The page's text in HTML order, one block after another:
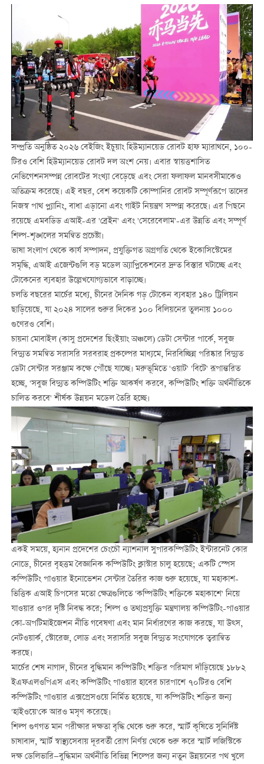
সম্প্রতি অনুষ্ঠিত ২০২৬ বেইজিং ইচুয়াং হিউম্যানয়েড রোবট হাফ ম্যারাথনে, ১০০-
টিরও বেশি হিউম্যানয়েড রোবট দল অংশ নেয়। এবার স্বায়ত্তশাসিত
নেভিগেশনসম্পন্ন রোবটের সংখ্যা বেড়েছে এবং সেরা ফলাফল মানবসীমাকেও
অতিক্রম করেছে। এই বছর, বেশ কয়েকটি কোম্পানির রোবট সম্পূর্ণরূপে তাদের
নিজস্ব পাথ প্ল্যানিং, বাধা এড়ানো এবং গাইট নিয়ন্ত্রণ সম্পন্ন করেছে। এর পিছনে
রয়েছে এমবডিড এআই-এর 'ব্রেইন' এবং 'সেরেবেলাম'-এর উন্নতি এবং সম্পূর্ণ
শিল্প-শৃঙ্খলের সমন্বিত প্রচেষ্টা।
ভাষা সংলাপ থেকে কার্য সম্পাদন, প্রযুক্তিগত অগ্রগতি থেকে ইকোসিস্টেমের
সমৃদ্ধি, এআই এজেন্টগুলি বড় মডেল অ্যাপ্লিকেশনের দ্রুত বিস্তার ঘটাচ্ছে এবং
টোকেনের ব্যবহার উল্লেখযোগ্যভাবে বাড়াচ্ছে।
চলতি বছরের মার্চের মধ্যে, চীনের দৈনিক গড় টোকেন ব্যবহার ১৪০ ট্রিলিয়ন
ছাড়িয়েছে, যা ২০২৪ সালের শুরুর দিকের ১০০ বিলিয়নের তুলনায় ১০০০
গুণেরও বেশি।
চায়না মোবাইল (কাসু প্রদেশের ছিংইয়াং অঞ্চলে) ডেটা সেন্টার পার্কে, সবুজ
বিদ্যুত সমন্বিত সরাসরি সরবরাহ প্রকল্পের মাধ্যমে, নিরবিচ্ছিন্ন পরিষ্কার বিদ্যুত
ডেটা সেন্টার সরঞ্জাম কক্ষে পৌঁছে যাচ্ছে। মরুভূমিতে 'ওয়াট' 'বিটে' রূপান্তরিত
হচ্ছে, 'সবুজ বিদ্যুত কম্পিউটিং শক্তি আকর্ষণ করবে, কম্পিউটিং শক্তি অর্থনীতিকে
চালিত করবে' শীর্ষক উন্নয়ন মডেল তৈরি হচ্ছে।
একই সময়ে, হ্যনান প্রদেশের চেংচৌ ন্যাশনাল সুপারকম্পিউটিং ইন্টারনেট কোর
নোডে, চীনের বৃহত্তম বৈজ্ঞানিক কম্পিউটিং ক্লাস্টার চালু হয়েছে; একটি স্পেস
কম্পিউটিং পাওয়ার ইনোভেশন সেন্টার তৈরির কাজ শুরু হয়েছে, যা মহাকাশ-
ভিত্তিক এআই চিপসের মতো ক্ষেত্রগুলিতে 'কম্পিউটিং শক্তিকে মহাকাশে' নিয়ে
যাওয়ার ওপর দৃষ্টি নিবদ্ধ করে; শিল্প ও তথ্যপ্রযুক্তি মন্ত্রণালয় কম্পিউটিং-পাওয়ার
কো-অপটিমাইজেশন নীতি গবেষণা এবং মান নির্ধারণের কাজ করছে, যা উত্স,
নেটওয়ার্ক, স্টোরেজ, লোড এবং সরাসরি সবুজ বিদ্যুত সংযোগকে ত্বরান্বিত
করছে।
মার্চের শেষ নাগাদ, চীনের বুদ্ধিমান কম্পিউটিং শক্তির পরিমাণ দাঁড়িয়েছে ১৮৮২
ইএফএলওপিএস এবং কম্পিউটিং পাওয়ার হাবের চারপাশে ৭০টিরও বেশি
কম্পিউটিং পাওয়ার এক্সপ্রেসওয়ে নির্মিত হয়েছে, যা কম্পিউটিং শক্তির জন্য
'হাইওয়ে'কে আরও মসৃণ করেছে।
শিল্প গুণগত মান পরীক্ষার দক্ষতা বৃদ্ধি থেকে শুরু করে, স্মার্ট কৃষিতে সুনির্দিষ্ট
চাষাবাদ, স্মার্ট স্বাস্থ্যসেবায় দূরবর্তী রোগ নির্ণয় থেকে শুরু করে স্মার্ট লজিস্টিকে
দক্ষ ডেলিভারি—বুদ্ধিমান অর্থনীতি বিভিন্ন শিল্পের জন্য নতুন উন্নয়নের পথ খুলে